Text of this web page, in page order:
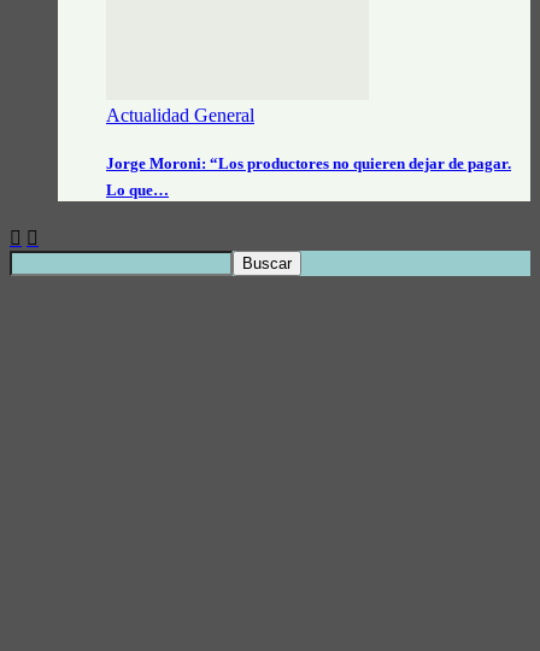
Actualidad General
Jorge Moroni: “Los productores no quieren dejar de pagar.
Lo que…